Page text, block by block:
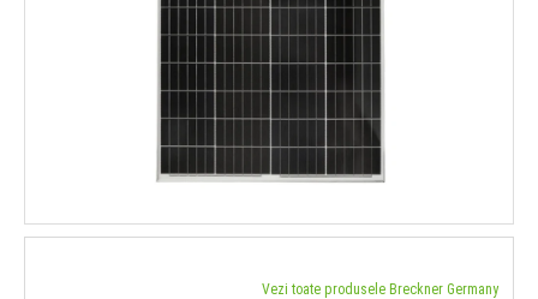
Vezi toate produsele Breckner Germany